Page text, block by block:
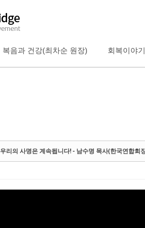
복음과 건강(최차순 원장) 회복이야기
우리의 사명은 계속됩니다! - 남수명 목사(한국연합회